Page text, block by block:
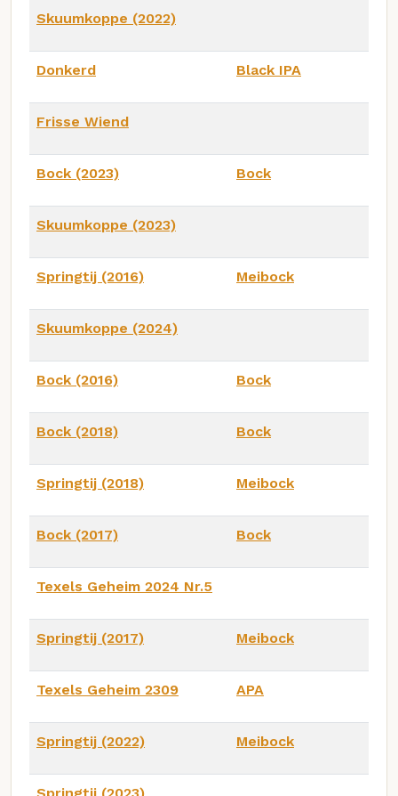
Skuumkoppe (2022)
Donkerd Black IPA
Frisse Wiend
Bock (2023) Bock
Skuumkoppe (2023)
Springtij (2016) Meibock
Skuumkoppe (2024)
Bock (2016) Bock
Bock (2018) Bock
Springtij (2018) Meibock
Bock (2017) Bock
Texels Geheim 2024 Nr.5
Springtij (2017) Meibock
Texels Geheim 2309 APA
Springtij (2022) Meibock
Springtij (2023)